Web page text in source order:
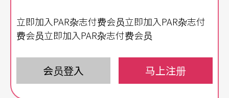
二○一六年台湾与国际共制节目有：两厅院TIFA台
剧场艺术节的《酒神的女信徒》
The Bacchae
北艺术节的《欧洲连结》；嘉义「阮剧团」与日本
立即加入PAR杂志付费会员立即加入PAR杂志付
费会员立即加入PAR杂志付费会员
会员登入 马上注册